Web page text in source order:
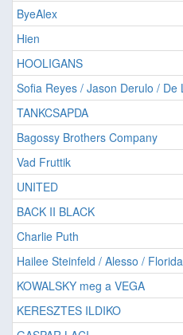
ByeAlex
Hien
HOOLIGANS
Sofia Reyes / Jason Derulo / De
TANKCSAPDA
Bagossy Brothers Company
Vad Fruttik
UNITED
BACK II BLACK
Charlie Puth
Hailee Steinfeld / Alesso /
KOWALSKY meg a VEGA
KERESZTES ILDIKO